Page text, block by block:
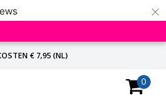
×
€ 7,95 (NL)
VANAF € 65,- 0